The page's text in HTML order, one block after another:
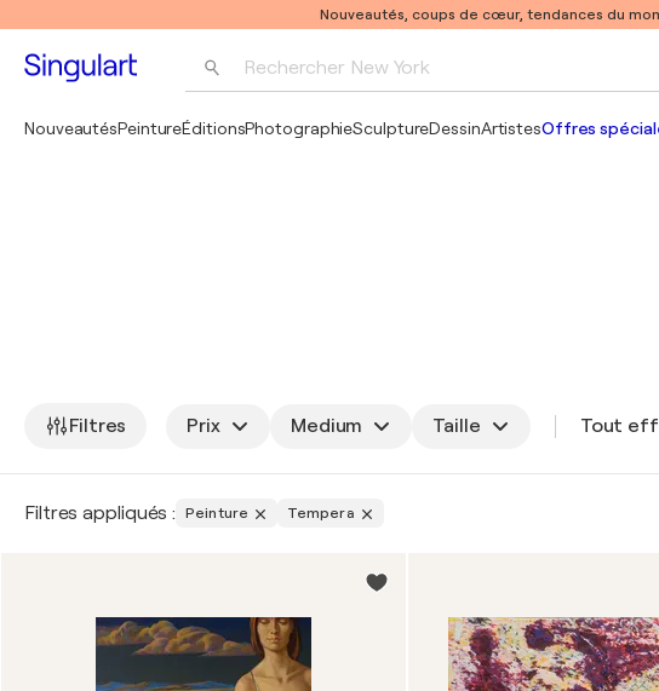
Nouveautés, coups de cœur, tendances du
Rechercher New York
NouveautésPeintureÉditionsPhotographieSculptureDessinArtistesOffres
Filtres Prix Medium Taille Tout
Filtres appliqués : Peinture Tempera